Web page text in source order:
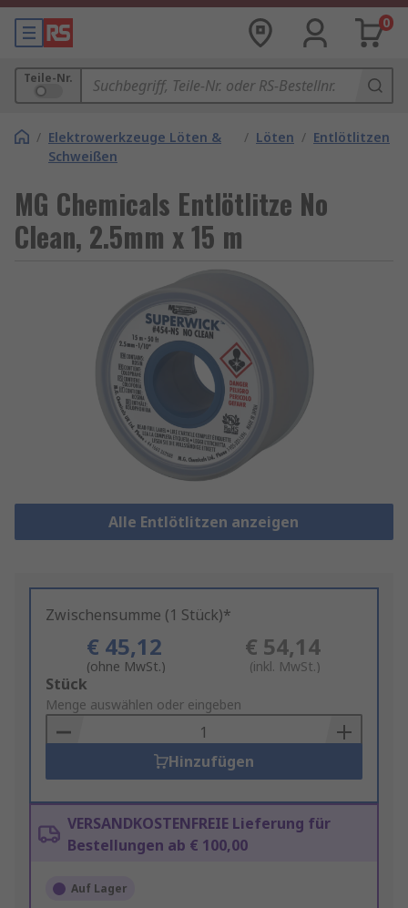
0
Teile-Nr.
/ Elektrowerkzeuge Löten &
Schweißen
/ Löten / Entlötlitzen
MG Chemicals Entlötlitze No
Clean, 2.5mm x 15 m
Alle Entlötlitzen anzeigen
Zwischensumme (1 Stück)*
€ 45,12
(ohne MwSt.)
€ 54,14
(inkl. MwSt.)
Add
to
Basket
Stück
Menge auswählen oder eingeben
Hinzufügen
VERSANDKOSTENFREIE Lieferung für
Bestellungen ab € 100,00
Auf Lager